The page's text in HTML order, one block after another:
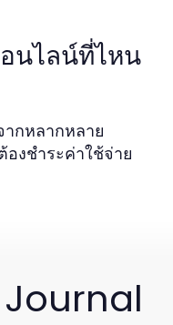
นไลน์ที่ไหน
กหลากหลาย
งชำระค่าใช้จ่าย
Journal